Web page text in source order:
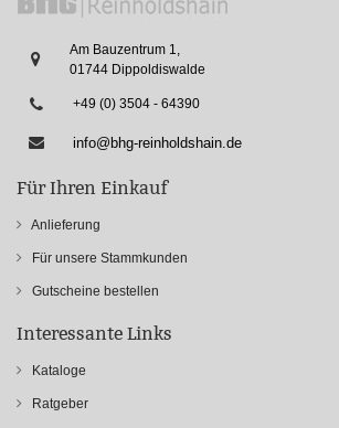
Am Bauzentrum 1,
01744 Dippoldiswalde
+49 (0) 3504 - 64390
info@bhg-reinholdshain.de
Für Ihren Einkauf
Anlieferung
Für unsere Stammkunden
Gutscheine bestellen
Interessante Links
Kataloge
Ratgeber